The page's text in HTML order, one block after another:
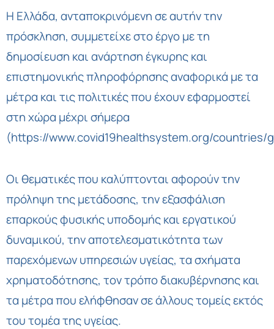
Η Ελλάδα, ανταποκρινόμενη σε αυτήν την
πρόσκληση, συμμετείχε στο έργο με τη
δημοσίευση και ανάρτηση έγκυρης και
επιστημονικής πληροφόρησης αναφορικά με τα
μέτρα και τις πολιτικές που έχουν εφαρμοστεί
στη χώρα μέχρι σήμερα
(https://www.covid19healthsystem.org/countries/
Οι θεματικές που καλύπτονται αφορούν την
πρόληψη της μετάδοσης, την εξασφάλιση
επαρκούς φυσικής υποδομής και εργατικού
δυναμικού, την αποτελεσματικότητα των
παρεχόμενων υπηρεσιών υγείας, τα σχήματα
χρηματοδότησης, τον τρόπο διακυβέρνησης και
τα μέτρα που ελήφθησαν σε άλλους τομείς εκτός
του τομέα της υγείας.